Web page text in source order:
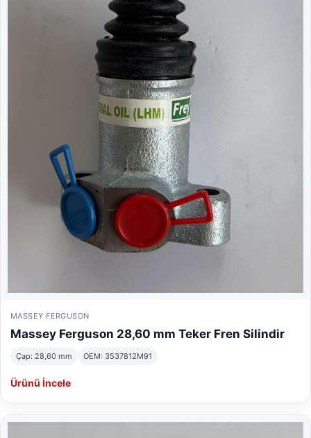
MASSEY FERGUSON
Massey Ferguson 28,60 mm Teker Fren Silindir
Çap: 28,60 mm OEM: 3537812M91
Ürünü İncele